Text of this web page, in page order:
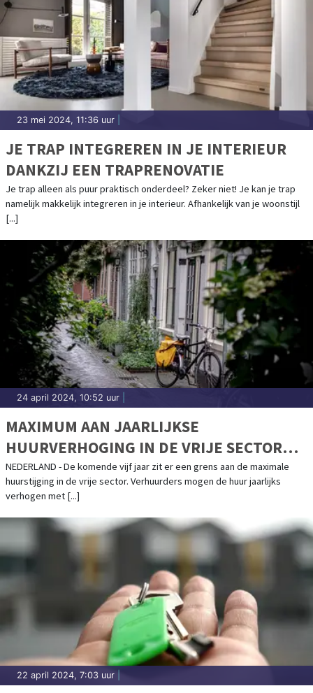
23 mei 2024, 11:36 uur
JE TRAP INTEGREREN IN JE INTERIEUR
DANKZIJ EEN TRAPRENOVATIE
Je trap alleen als puur praktisch onderdeel? Zeker niet! Je kan je trap
namelijk makkelijk integreren in je interieur. Afhankelijk van je woonstijl
[...]
24 april 2024, 10:52 uur
MAXIMUM AAN JAARLIJKSE
HUURVERHOGING IN DE VRIJE SECTOR
BLIJFT GELDEN TOT 1 MEI 2029
NEDERLAND - De komende vijf jaar zit er een grens aan de maximale
huurstijging in de vrije sector. Verhuurders mogen de huur jaarlijks
verhogen met [...]
22 april 2024, 7:03 uur